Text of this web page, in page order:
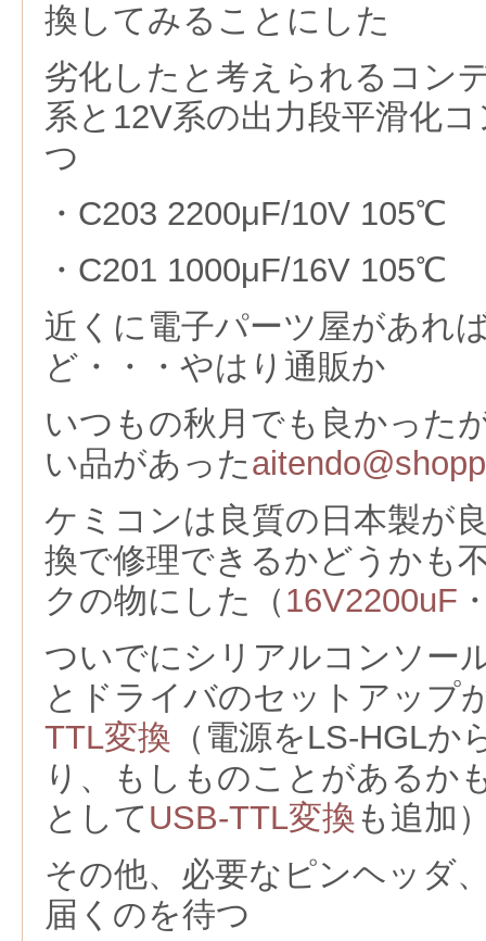
換してみることにした
劣化したと考えられるコン
系と12V系の出力段平滑化
つ
・C203 2200μF/10V 105℃
・C201 1000μF/16V 105℃
近くに電子パーツ屋があれ
ど・・・やはり通販か
いつもの秋月でも良かった
い品があった
ケミコンは良質の日本製が
換で修理できるかどうかも
クの物にした（ 16V2200uF
ついでにシリアルコンソー
とドライバのセットアップ
TTL変換 （電源をLS-HGL
り、もしものことがあるか
として USB-TTL変換も追加
その他、必要なピンヘッダ
届くのを待つ